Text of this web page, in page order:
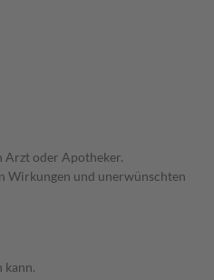
Arzt oder Apotheker.
Wirkungen und unerwünschten
kann.